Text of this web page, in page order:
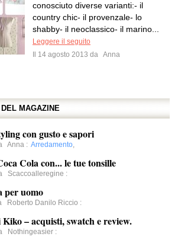
conosciuto diverse varianti:- il
country chic- il provenzale- lo
shabby- il neoclassico- il marino...
Leggere il seguito
Il 14 agosto 2013 da Anna
MAGAZINE
con gusto e sapori
Anna : Arredamento,
Cola con... le tue tonsille
Scaccoalleregine :
per uomo
Roberto Danilo Riccio :
– acquisti, swatch e review.
Nothingeasier :